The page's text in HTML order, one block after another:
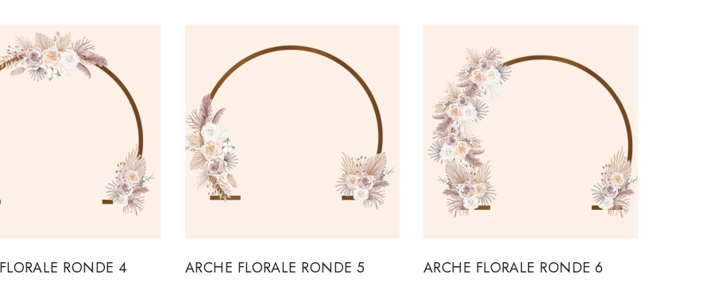
RONDE 4 ARCHE FLORALE RONDE 5 ARCHE FLORALE RONDE 6